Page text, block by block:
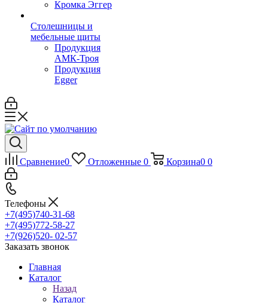
Кромка Эггер
Столешницы и
мебельные щиты
Продукция
АМК-Троя
Продукция
Egger
Сравнение0 Отложенные 0 Корзина0 0
Телефоны
+7(495)740-31-68
+7(495)772-58-27
+7(926)520- 02-57
Заказать звонок
Главная
Каталог
Назад
Каталог